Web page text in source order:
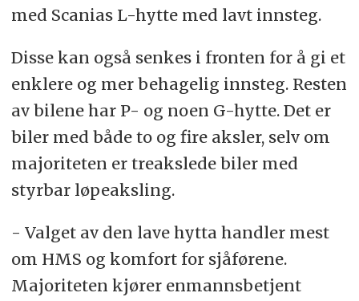
med Scanias L-hytte med lavt innsteg.
Disse kan også senkes i fronten for å gi et
enklere og mer behagelig innsteg. Resten
av bilene har P- og noen G-hytte. Det er
biler med både to og fire aksler, selv om
majoriteten er treakslede biler med
styrbar løpeaksling.
- Valget av den lave hytta handler mest
om HMS og komfort for sjåførene.
Majoriteten kjører enmannsbetjent